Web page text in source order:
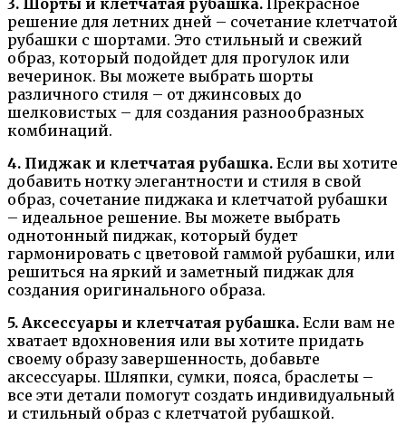
решение для летних дней – сочетание клетчатой
рубашки с шортами. Это стильный и свежий
образ, который подойдет для прогулок или
вечеринок. Вы можете выбрать шорты
различного стиля – от джинсовых до
шелковистых – для создания разнообразных
комбинаций.
4. Пиджак и клетчатая рубашка. Если вы хотите
добавить нотку элегантности и стиля в свой
образ, сочетание пиджака и клетчатой рубашки
– идеальное решение. Вы можете выбрать
однотонный пиджак, который будет
гармонировать с цветовой гаммой рубашки, или
решиться на яркий и заметный пиджак для
создания оригинального образа.
5. Аксессуары и клетчатая рубашка. Если вам не
хватает вдохновения или вы хотите придать
своему образу завершенность, добавьте
аксессуары. Шляпки, сумки, пояса, браслеты –
все эти детали помогут создать индивидуальный
и стильный образ с клетчатой рубашкой.